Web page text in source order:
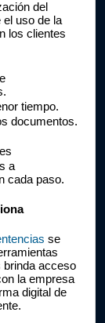
del
el uso de la
los clientes
tiempo.
documentos.
cada paso.
se
brinda acceso
la empresa
digital de